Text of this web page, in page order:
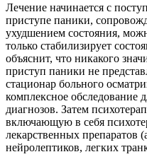
Лечение начинается с
приступе паники,
ухудшением состояния,
только стабилизирует
объяснит, что никакого
приступ паники не
стационар больного
комплексное обследование
диагнозов. Затем
включающую в себя
лекарственных препаратов
нейролептиков, легких